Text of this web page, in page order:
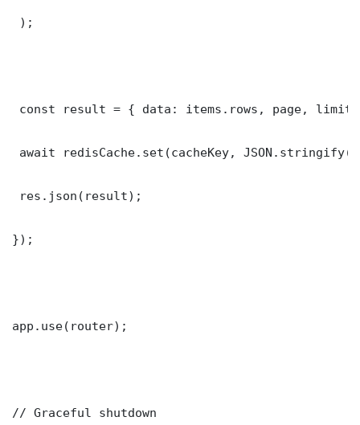
);
const result = { data: items.rows, page,
await redisCache.set(cacheKey,
res.json(result);
});
app.use(router);
// Graceful shutdown